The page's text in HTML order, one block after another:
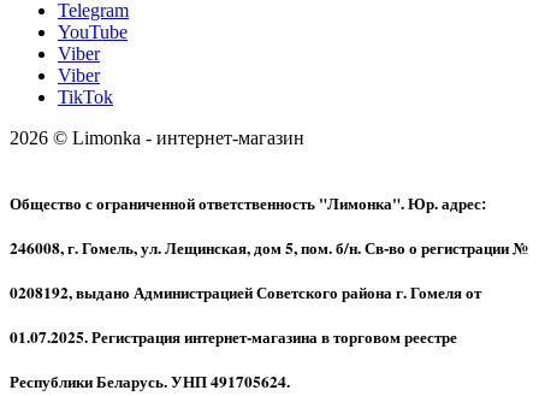
Telegram
YouTube
Viber
Viber
TikTok
2026 © Limonka - интернет-магазин
Общество с ограниченной ответственность "Лимонка". Юр. адрес:
246008, г. Гомель, ул. Лещинская, дом 5, пом. б/н. Св-во о регистрации №
0208192, выдано Администрацией Советского района г. Гомеля от
01.07.2025. Регистрация интернет-магазина в торговом реестре
Республики Беларусь. УНП 491705624.